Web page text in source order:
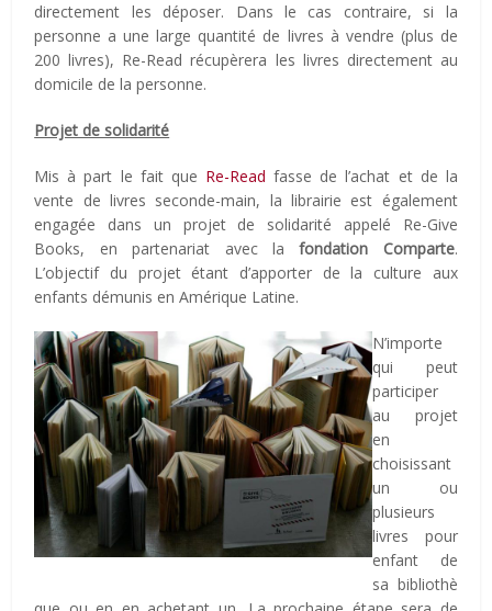
directement les déposer. Dans le cas contraire, si la
personne a une large quantité de livres à vendre (plus de
200 livres), Re-Read récupèrera les livres directement au
domicile de la personne.
Projet de solidarité
Mis à part le fait que Re-Read fasse de l’achat et de la
vente de livres seconde-main, la librairie est également
engagée dans un projet de solidarité appelé Re-Give
Books, en partenariat avec lafondation Comparte.
L’objectif du projet étant d’apporter de la culture aux
enfants démunis en Amérique Latine.
N’importe
qui peut
participer
au projet
en
choisissant
un ou
plusieurs
livres pour
enfant de
sa bibliothè